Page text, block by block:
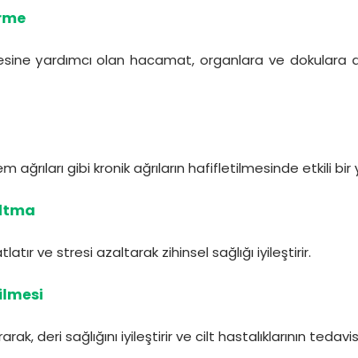
yardımcı olan hacamat, organlara ve dokulara
ağrıları gibi kronik ağrıların hafifletilmesinde etkili
ve stresi azaltarak zihinsel sağlığı iyileştirir.
deri sağlığını iyileştirir ve cilt hastalıklarının